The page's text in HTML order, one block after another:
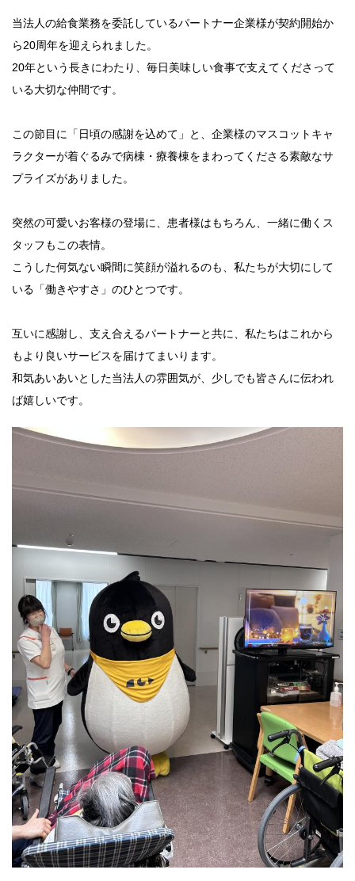
当法人の給食業務を委託しているパートナー企業様が契約開始か
ら20周年を迎えられました。
20年という長きにわたり、毎日美味しい食事で支えてくださって
いる大切な仲間です。
この節目に「日頃の感謝を込めて」と、企業様のマスコットキャ
ラクターが着ぐるみで病棟・療養棟をまわってくださる素敵なサ
プライズがありました。
突然の可愛いお客様の登場に、患者様はもちろん、一緒に働くス
タッフもこの表情。
こうした何気ない瞬間に笑顔が溢れるのも、私たちが大切にして
いる「働きやすさ」のひとつです。
互いに感謝し、支え合えるパートナーと共に、私たちはこれから
もより良いサービスを届けてまいります。
和気あいあいとした当法人の雰囲気が、少しでも皆さんに伝われ
ば嬉しいです。